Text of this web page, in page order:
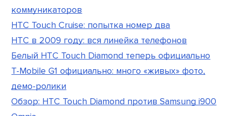
коммуникаторов
HTC Touch Cruise: попытка номер два
HTC в 2009 году: вся линейка телефонов
Белый HTC Touch Diamond теперь официально
T-Mobile G1 официально: много «живых» фото,
демо-ролики
Обзор: HTC Touch Diamond против Samsung i900